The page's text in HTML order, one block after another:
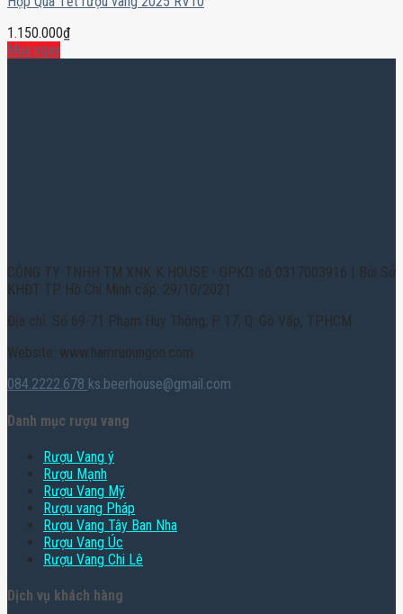
1.150.000₫
Mua ngay
CÔNG TY TNHH TM XNK K HOUSE - GPKD số 0317003916 | Bởi Sở
KHĐT TP. Hồ Chí Minh cấp: 29/10/2021
Địa chỉ: Số 69-71 Phạm Huy Thông, P. 17, Q. Gò Vấp, TPHCM
Website: www.hamruoungon.com
084.2222.678 ks.beerhouse@gmail.com
Danh mục rượu vang
Rượu Vang ý
Rượu Mạnh
Rượu Vang Mỹ
Rượu vang Pháp
Rượu Vang Tây Ban Nha
Rượu Vang Úc
Rượu Vang Chi Lê
Dịch vụ khách hàng